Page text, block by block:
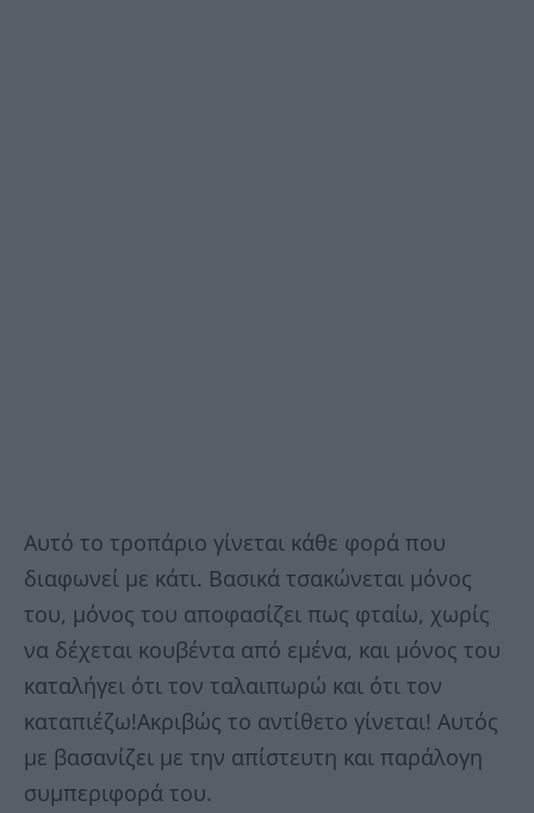
Αυτό το τροπάριο γίνεται κάθε φορά που
διαφωνεί με κάτι. Βασικά τσακώνεται μόνος
του, μόνος του αποφασίζει πως φταίω, χωρίς
να δέχεται κουβέντα από εμένα, και μόνος του
καταλήγει ότι τον ταλαιπωρώ και ότι τον
καταπιέζω!Ακριβώς το αντίθετο γίνεται! Αυτός
με βασανίζει με την απίστευτη και παράλογη
συμπεριφορά του.